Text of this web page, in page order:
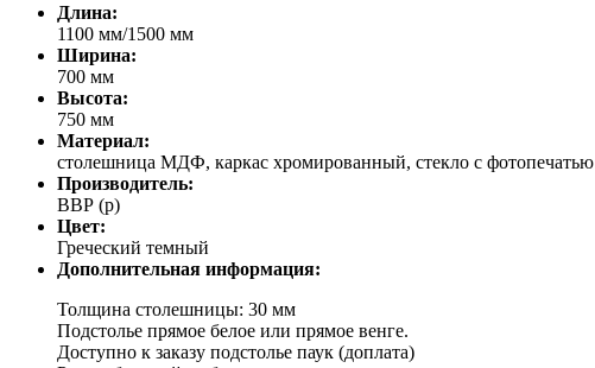
Длина:
1100 мм/1500 мм
Ширина:
700 мм
Высота:
750 мм
Материал:
столешница МДФ, каркас хромированный, стекло с фотопечатью
Производитель:
ВВР (р)
Цвет:
Греческий темный
Дополнительная информация:
Толщина столешницы: 30 мм
Подстолье прямое белое или прямое венге.
Доступно к заказу подстолье паук (доплата)